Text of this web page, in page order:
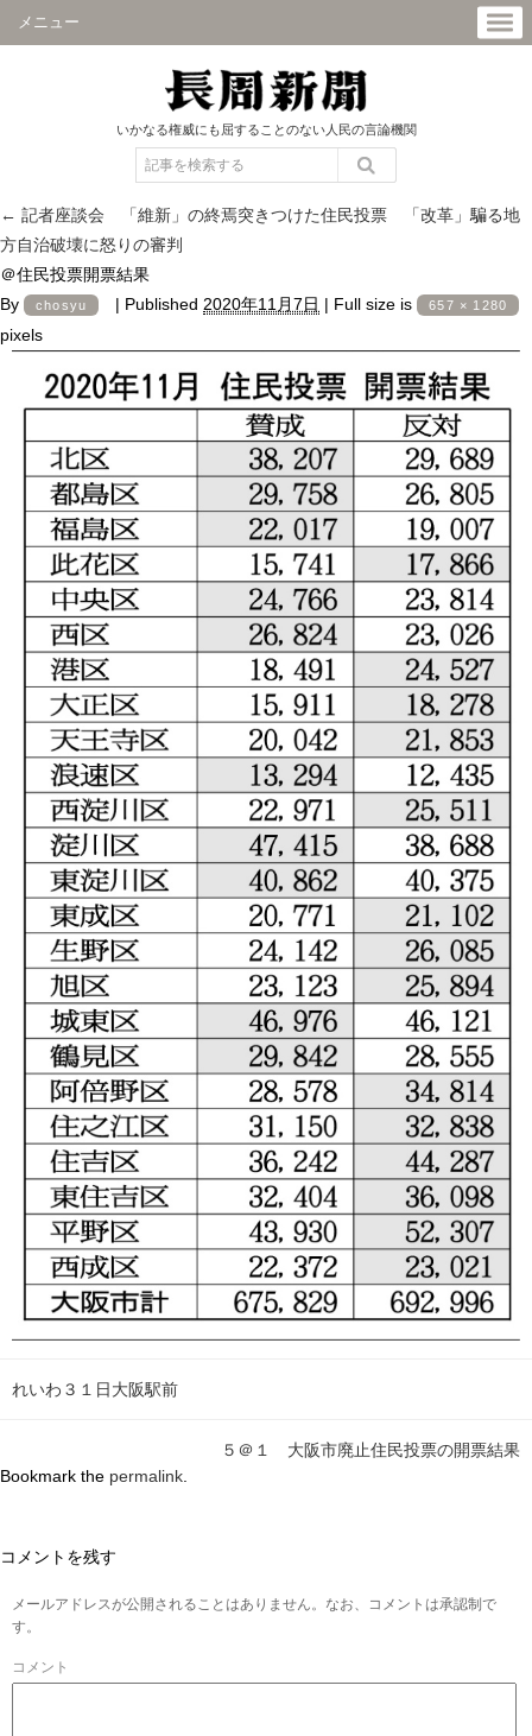
メニュー
いかなる権威にも屈することのない人民の言論機関
← 記者座談会 「維新」の終焉突きつけた住民投票 「改革」騙る地
方自治破壊に怒りの審判
＠住民投票開票結果
By
chosyu | Published 2020年11月7日 | Full size is 657 × 1280
pixels
れいわ３１日大阪駅前
５＠１ 大阪市廃止住民投票の開票結果
Bookmark the permalink
コメントを残す
メールアドレスが公開されることはありません。なお、コメントは承認制で
す。
コメント